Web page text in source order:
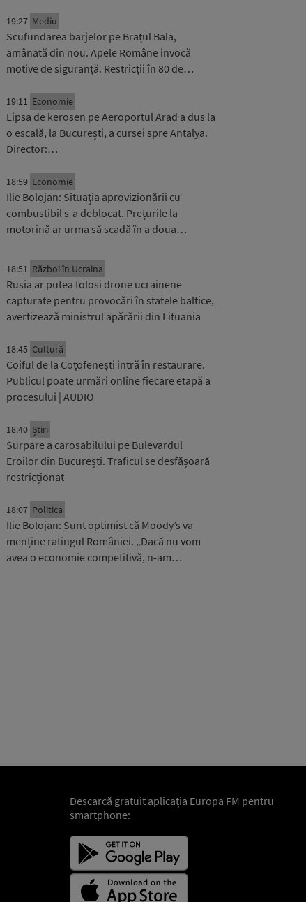
19:27 Mediu
Scufundarea barjelor pe Brațul Bala,
amânată din nou. Apele Române invocă
motive de siguranță. Restricții în 80 de…
19:11 Economie
Lipsa de kerosen pe Aeroportul Arad a dus la
o escală, la București, a cursei spre Antalya.
Director:…
18:59 Economie
Ilie Bolojan: Situaţia aprovizionării cu
combustibil s-a deblocat. Prețurile la
motorină ar urma să scadă în a doua…
18:51 Război în Ucraina
Rusia ar putea folosi drone ucrainene
capturate pentru provocări în statele baltice,
avertizează ministrul apărării din Lituania
18:45 Cultură
Coiful de la Coțofenești intră în restaurare.
Publicul poate urmări online fiecare etapă a
procesului | AUDIO
18:40 Știri
Surpare a carosabilului pe Bulevardul
Eroilor din București. Traficul se desfășoară
restricționat
18:07 Politica
Ilie Bolojan: Sunt optimist că Moody’s va
menține ratingul României. „Dacă nu vom
avea o economie competitivă, n-am…
Descarcă gratuit aplicaţia Europa FM pentru
smartphone: